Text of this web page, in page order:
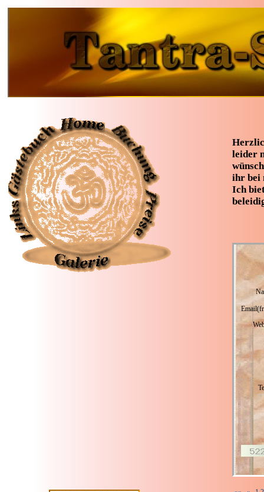
leider
ihr bei
Ich